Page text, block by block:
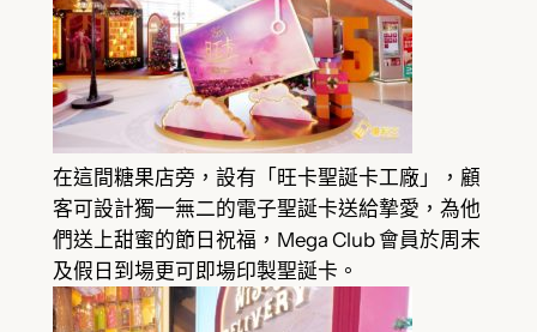
在這間糖果店旁，設有「旺卡聖誕卡工廠」，顧
客可設計獨一無二的電子聖誕卡送給摯愛，為他
們送上甜蜜的節日祝福，Mega Club 會員於周末
及假日到場更可即場印製聖誕卡。